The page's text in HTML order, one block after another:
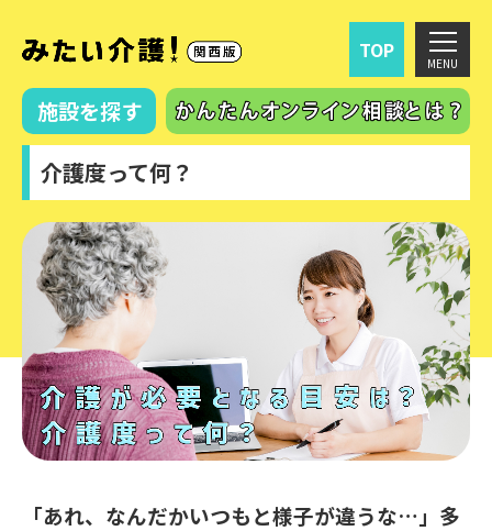
TOP
施設を探す
MENU
介護度って何？
「あれ、なんだかいつもと様子が違うな…」多